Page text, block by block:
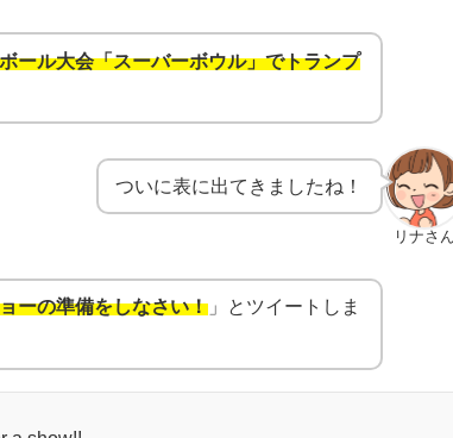
ール大会「スーバーボウル」でトランプ
リナさ
ついに表に出てきましたね！
ーの準備をしなさい！」とツイートしま